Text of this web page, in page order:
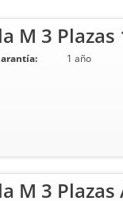
M 3
1 año
M 3